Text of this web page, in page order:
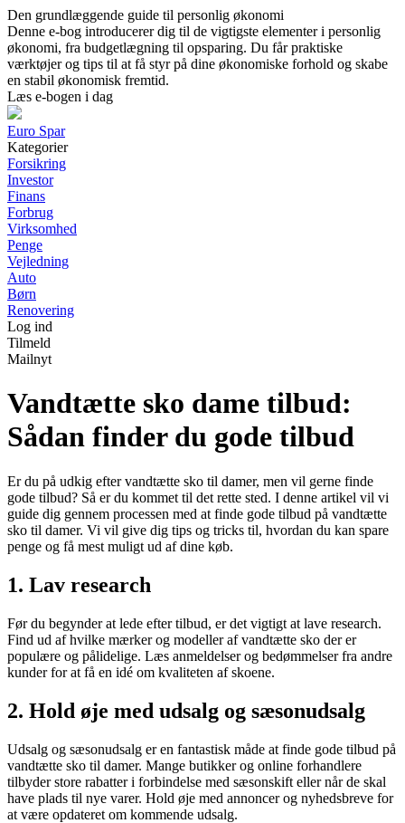
Den grundlæggende guide til personlig økonomi
Denne e-bog introducerer dig til de vigtigste elementer i personlig
økonomi, fra budgetlægning til opsparing. Du får praktiske
værktøjer og tips til at få styr på dine økonomiske forhold og skabe
en stabil økonomisk fremtid.
Læs e-bogen i dag
Euro Spar
Kategorier
Forsikring
Investor
Finans
Forbrug
Virksomhed
Penge
Vejledning
Auto
Børn
Renovering
Log ind
Tilmeld
Mailnyt
Vandtætte sko dame tilbud:
Sådan finder du gode tilbud
Er du på udkig efter vandtætte sko til damer, men vil gerne finde
gode tilbud? Så er du kommet til det rette sted. I denne artikel vil vi
guide dig gennem processen med at finde gode tilbud på vandtætte
sko til damer. Vi vil give dig tips og tricks til, hvordan du kan spare
penge og få mest muligt ud af dine køb.
1. Lav research
Før du begynder at lede efter tilbud, er det vigtigt at lave research.
Find ud af hvilke mærker og modeller af vandtætte sko der er
populære og pålidelige. Læs anmeldelser og bedømmelser fra andre
kunder for at få en idé om kvaliteten af skoene.
2. Hold øje med udsalg og sæsonudsalg
Udsalg og sæsonudsalg er en fantastisk måde at finde gode tilbud på
vandtætte sko til damer. Mange butikker og online forhandlere
tilbyder store rabatter i forbindelse med sæsonskift eller når de skal
have plads til nye varer. Hold øje med annoncer og nyhedsbreve for
at være opdateret om kommende udsalg.